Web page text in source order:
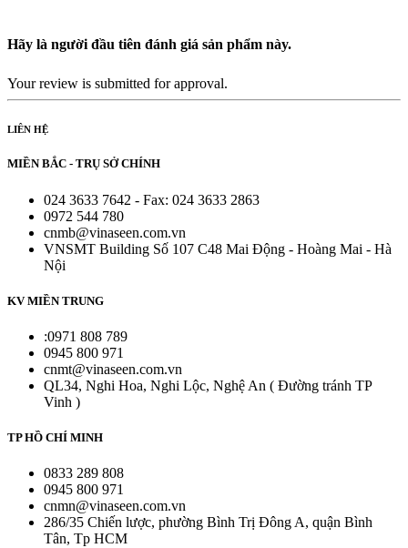
Hãy là người đầu tiên đánh giá sản phẩm này.
Your review is submitted for approval.
LIÊN HỆ
MIỀN BẮC - TRỤ SỞ CHÍNH
024 3633 7642 - Fax: 024 3633 2863
0972 544 780
cnmb@vinaseen.com.vn
VNSMT Building Số 107 C48 Mai Động - Hoàng Mai - Hà
Nội
KV MIỀN TRUNG
:0971 808 789
0945 800 971
cnmt@vinaseen.com.vn
QL34, Nghi Hoa, Nghi Lộc, Nghệ An ( Đường tránh TP
Vinh )
TP HỒ CHÍ MINH
0833 289 808
0945 800 971
cnmn@vinaseen.com.vn
286/35 Chiến lược, phường Bình Trị Đông A, quận Bình
Tân, Tp HCM